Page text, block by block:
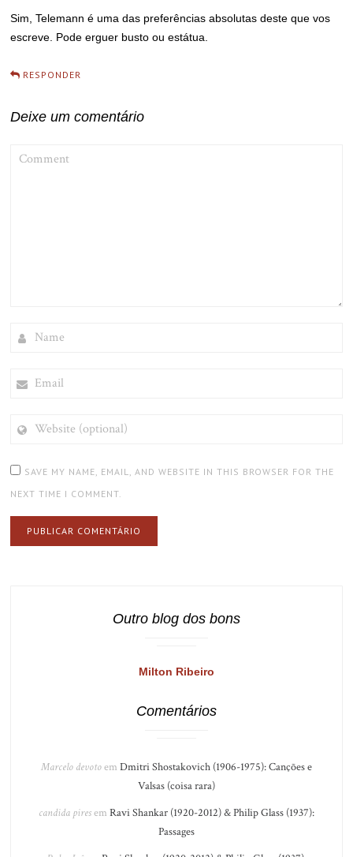
Sim, Telemann é uma das preferências absolutas deste que vos
escreve. Pode erguer busto ou estátua.
RESPONDER
Deixe um comentário
(OPTIONAL)
SAVE MY NAME, EMAIL, AND WEBSITE IN THIS BROWSER FOR THE
NEXT TIME I COMMENT.
Outro blog dos bons
Milton Ribeiro
Comentários
Marcelo devotoem Dmitri Shostakovich (1906-1975): Canções e
Valsas (coisa rara)
candida piresem Ravi Shankar (1920-2012) & Philip Glass (1937):
Passages